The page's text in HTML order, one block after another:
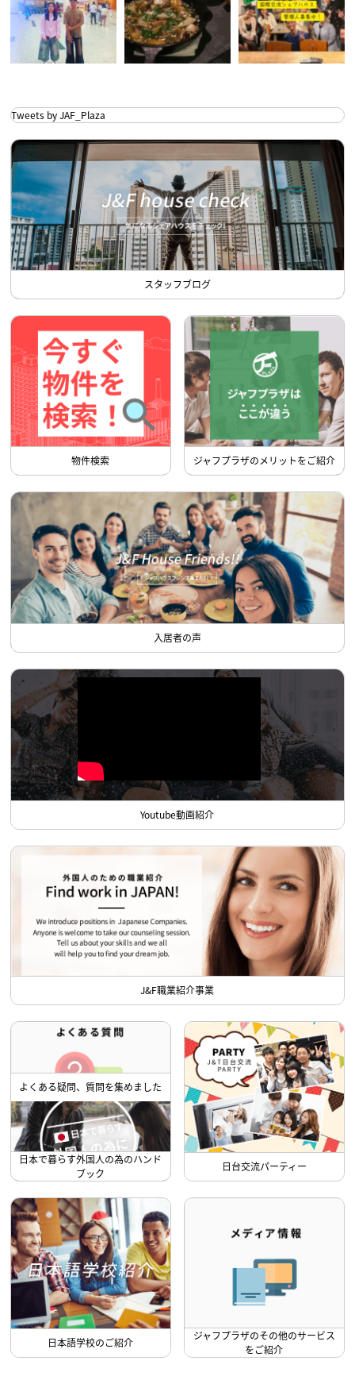
Tweets by JAF_Plaza
スタッフブログ
物件検索 ジャフプラザのメリットをご紹介
入居者の声
Youtube動画紹介
J&F職業紹介事業
よくある疑問、質問を集めました
日本で暮らす外国人の為のハンド
ブック
日台交流パーティー
日本語学校のご紹介
ジャフプラザのその他のサービス
をご紹介